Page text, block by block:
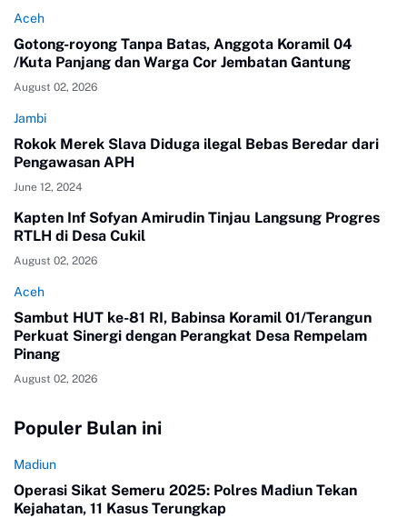
Aceh
Gotong-royong Tanpa Batas, Anggota Koramil 04
/Kuta Panjang dan Warga Cor Jembatan Gantung
August 02, 2026
Jambi
Rokok Merek Slava Diduga ilegal Bebas Beredar dari
Pengawasan APH
June 12, 2024
Kapten Inf Sofyan Amirudin Tinjau Langsung Progres
RTLH di Desa Cukil
August 02, 2026
Aceh
Sambut HUT ke-81 RI, Babinsa Koramil 01/Terangun
Perkuat Sinergi dengan Perangkat Desa Rempelam
Pinang
August 02, 2026
Populer Bulan ini
Madiun
Operasi Sikat Semeru 2025: Polres Madiun Tekan
Kejahatan, 11 Kasus Terungkap